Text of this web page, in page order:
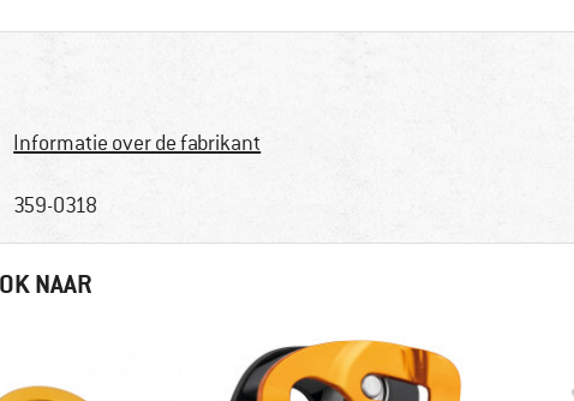
Informatie over de fabrikant
359-0318
NAAR